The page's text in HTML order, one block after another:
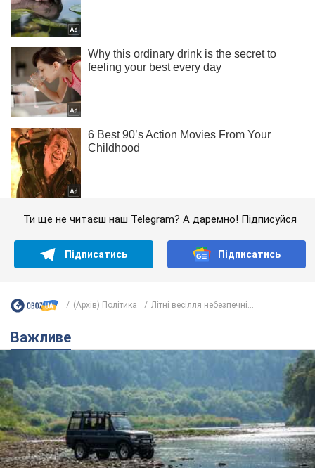
Ти ще не читаєш наш Telegram? А даремно! Підписуйся
Підписатись Підписатись
(Архів) Політика Літні весілля небезпечні...
Важливе